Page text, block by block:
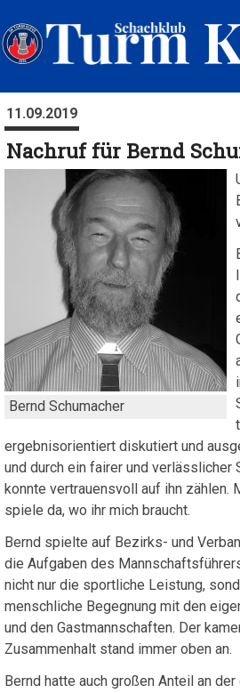
11.09.2019
Nachruf für Bernd
Bernd Schumacher
ergebnisorientiert diskutiert und
und durch ein fairer und verlässlicher
konnte vertrauensvoll auf ihn zählen.
spiele da, wo ihr mich braucht.
Bernd spielte auf Bezirks- und
die Aufgaben des
nicht nur die sportliche Leistung,
menschliche Begegnung mit den
und den Gastmannschaften. Der
Zusammenhalt stand immer oben an.
Bernd hatte auch großen Anteil an